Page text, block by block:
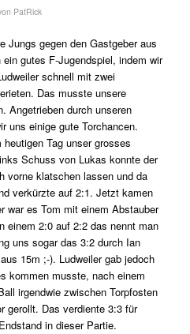
PatRick
Jungs gegen den Gastgeber aus
gutes F-Jugendspiel, indem wir
schnell mit zwei
Das musste unsere
Angetrieben durch unseren
uns einige gute Torchancen.
Tag unser grosses
Schuss von Lukas konnte der
vorne klatschen lassen und da
verkürzte auf 2:1. Jetzt kamen
war es Tom mit einem Abstauber
einem 2:0 auf 2:2 das nennt man
uns sogar das 3:2 durch Ian
15m ;-). Ludweiler gab jedoch
kommen musste, nach einem
irgendwie zwischen Torpfosten
gerollt. Das verdiente 3:3 für
in dieser Partie.